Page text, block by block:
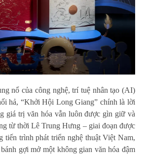
nổ của công nghệ, trí tuệ nhân tạo (AI)
hả, “Khởi Hội Long Giang” chính là lời
giá trị văn hóa vẫn luôn được gìn giữ và
từ thời Lê Trung Hưng – giai đoạn được
tiến trình phát triển nghệ thuật Việt Nam,
gợi mở một không gian văn hóa đậm